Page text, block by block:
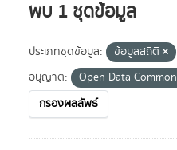
พบ 1 ชุดข้อมูล
ประเภทชุดข้อมูล: ข้อมูลสถิติ
อนุญาต:
Open Data Common
กรองผลลัพธ์